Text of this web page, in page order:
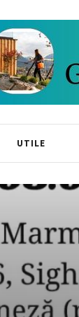
UTILE